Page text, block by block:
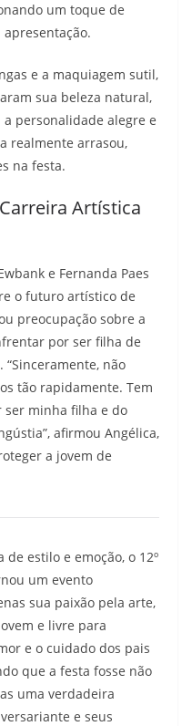
um toque de
e a maquiagem sutil,
sua beleza natural,
personalidade alegre e
realmente arrasou,
na festa.
Artística
e Fernanda Paes
o futuro artístico de
preocupação sobre a
por ser filha de
não
tão rapidamente. Tem
ser minha filha e do
afirmou Angélica,
a jovem de
estilo e emoção, o 12º
um evento
sua paixão pela arte,
e livre para
e o cuidado dos pais
que a festa fosse não
uma verdadeira
e seus